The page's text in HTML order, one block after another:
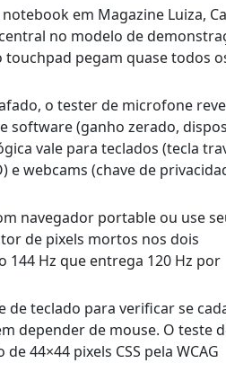
em Magazine Luiza,
no modelo de
pegam quase todos
o tester de microfone
software (ganho zerado,
vale para teclados (tecla
e webcams (chave de
navegador portable ou use
de pixels mortos nos dois
Hz que entrega 120 Hz por
de teclado para verificar se
depender de mouse. O teste
44×44 pixels CSS pela WCAG